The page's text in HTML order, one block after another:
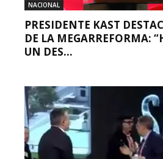
NACIONAL
PRESIDENTE KAST
DE LA MEGARREFORMA:
UN DES...